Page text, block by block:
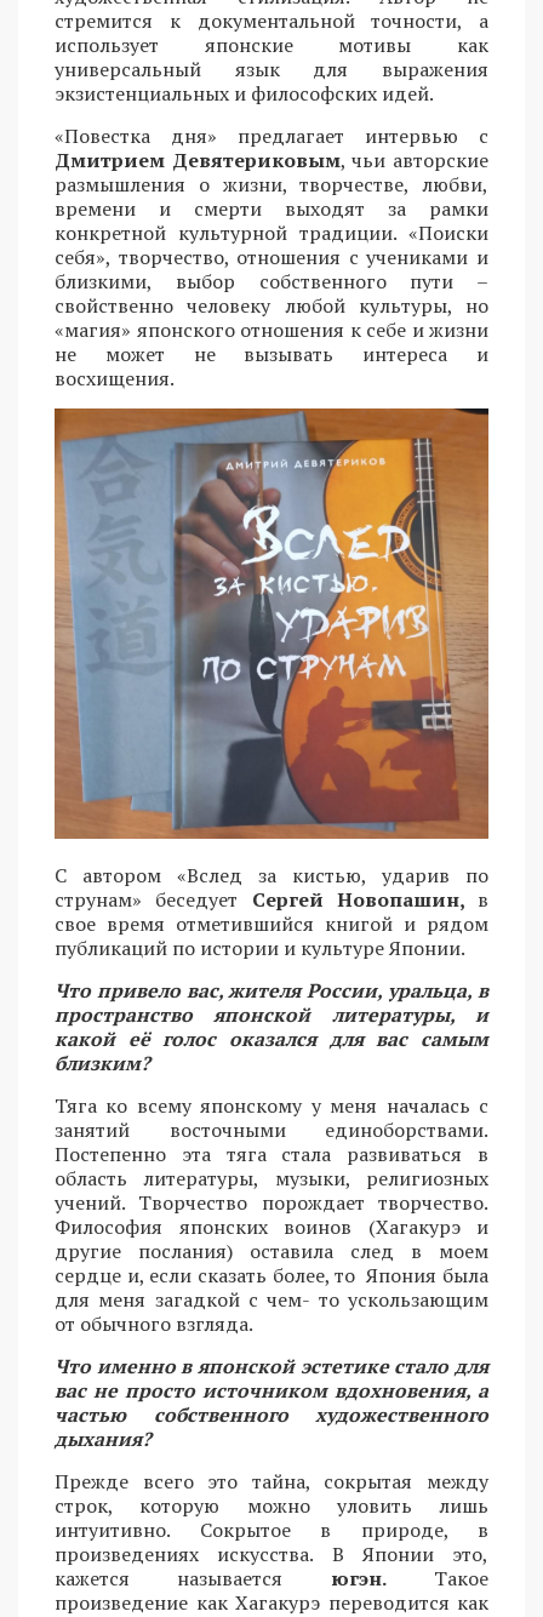
стремится к документальной точности, а
использует японские мотивы как
универсальный язык для выражения
экзистенциальных и философских идей.
«Повестка дня» предлагает интервью с
Дмитрием Девятериковым, чьи авторские
размышления о жизни, творчестве, любви,
времени и смерти выходят за рамки
конкретной культурной традиции. «Поиски
себя», творчество, отношения с учениками и
близкими, выбор собственного пути –
свойственно человеку любой культуры, но
«магия» японского отношения к себе и жизни
не может не вызывать интереса и
восхищения.
С автором «Вслед за кистью, ударив по
струнам» беседует Сергей Новопашин, в
свое время отметившийся книгой и рядом
публикаций по истории и культуре Японии.
Что привело вас, жителя России, уральца, в
пространство японской литературы, и
какой её голос оказался для вас самым
близким?
Тяга ко всему японскому у меня началась с
занятий восточными единоборствами.
Постепенно эта тяга стала развиваться в
область литературы, музыки, религиозных
учений. Творчество порождает творчество.
Философия японских воинов (Хагакурэ и
другие послания) оставила след в моем
сердце и, если сказать более, то Япония была
для меня загадкой с чем- то ускользающим
от обычного взгляда.
Что именно в японской эстетике стало для
вас не просто источником вдохновения, а
частью собственного художественного
дыхания?
Прежде всего это тайна, сокрытая между
строк, которую можно уловить лишь
интуитивно. Сокрытое в природе, в
произведениях искусства. В Японии это,
кажется называется югэн.Такое
произведение как Хагакурэ переводится как